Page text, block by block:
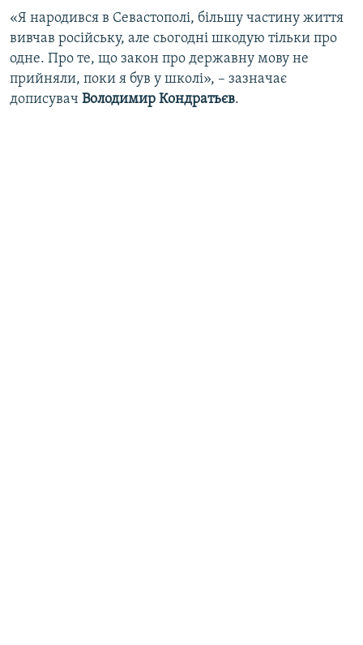
«Я народився в Севастополі, більшу частину життя
вивчав російську, але сьогодні шкодую тільки про
одне. Про те, що закон про державну мову не
прийняли, поки я був у школі», – зазначає
дописувач Володимир Кондратьєв.